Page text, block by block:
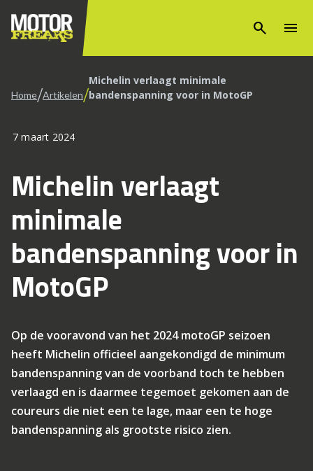
search menu
Home/Artikelen/Michelin verlaagt minimale
bandenspanning voor in MotoGP
7 maart 2024
Michelin verlaagt
minimale
bandenspanning voor in
MotoGP
Op de vooravond van het 2024 motoGP seizoen
heeft Michelin officieel aangekondigd de minimum
bandenspanning van de voorband toch te hebben
verlaagd en is daarmee tegemoet gekomen aan de
coureurs die niet een te lage, maar een te hoge
bandenspanning als grootste risico zien.